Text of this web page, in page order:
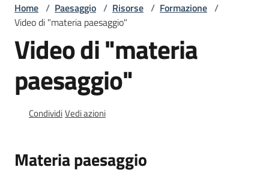
Piano
regionale
Beni
paesaggistici
Home / Paesaggio / Risorse / Formazione /
Video di "materia paesaggio"
Video di "materia
paesaggio"
CondividiVedi azioni
Materia paesaggio